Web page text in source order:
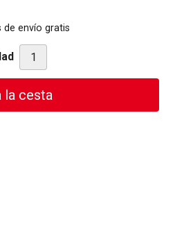
envío gratis
la cesta